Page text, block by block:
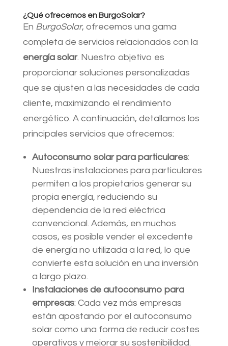
¿Qué ofrecemos en BurgoSolar?
En BurgoSolar, ofrecemos una gama
completa de servicios relacionados con la
energía solar. Nuestro objetivo es
proporcionar soluciones personalizadas
que se ajusten a las necesidades de cada
cliente, maximizando el rendimiento
energético. A continuación, detallamos los
principales servicios que ofrecemos:
Autoconsumo solar para particulares:
Nuestras instalaciones para particulares
permiten a los propietarios generar su
propia energía, reduciendo su
dependencia de la red eléctrica
convencional. Además, en muchos
casos, es posible vender el excedente
de energía no utilizada a la red, lo que
convierte esta solución en una inversión
a largo plazo.
Instalaciones de autoconsumo para
empresas: Cada vez más empresas
están apostando por el autoconsumo
solar como una forma de reducir costes
operativos y mejorar su sostenibilidad.